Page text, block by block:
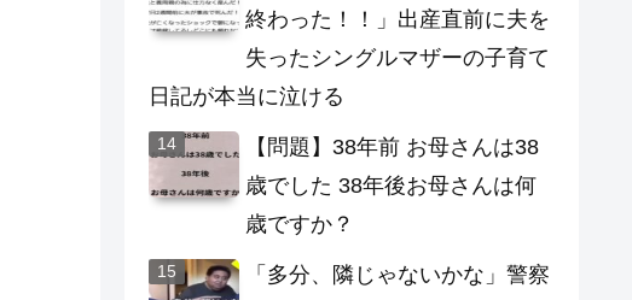
終わった！！」出産直前に夫を
失ったシングルマザーの子育て
日記が本当に泣ける
【問題】38年前 お母さんは38
歳でした 38年後お母さんは何
歳ですか？
「多分、隣じゃないかな」警察